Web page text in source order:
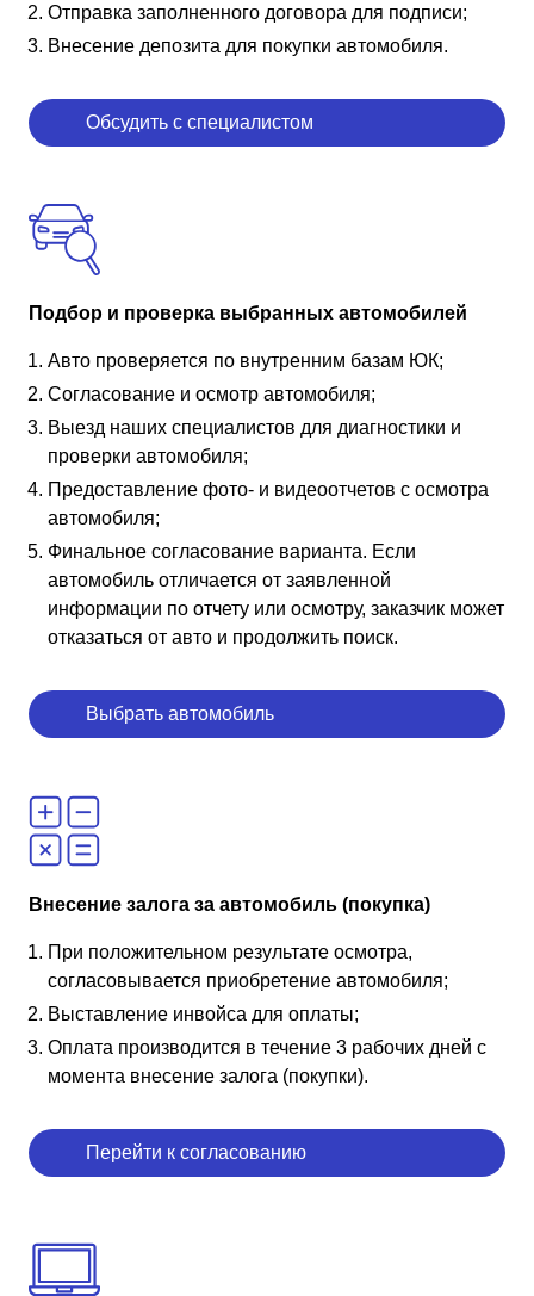
Отправка заполненного договора для подписи;
Внесение депозита для покупки автомобиля.
Обсудить с специалистом
Подбор и проверка выбранных автомобилей
Авто проверяется по внутренним базам ЮК;
Согласование и осмотр автомобиля;
Выезд наших специалистов для диагностики и
проверки автомобиля;
Предоставление фото- и видеоотчетов с осмотра
автомобиля;
Финальное согласование варианта. Если
автомобиль отличается от заявленной
информации по отчету или осмотру, заказчик может
отказаться от авто и продолжить поиск.
Выбрать автомобиль
Внесение залога за автомобиль (покупка)
При положительном результате осмотра,
согласовывается приобретение автомобиля;
Выставление инвойса для оплаты;
Оплата производится в течение 3 рабочих дней с
момента внесение залога (покупки).
Перейти к согласованию